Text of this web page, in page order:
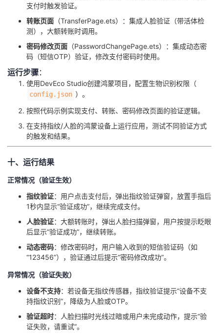
支付时触发验证。
​转账页面​ ​（TransferPage.ets）：集成人脸验证（带活体检
测），大额转账时调用。
​密码修改页面​ ​（PasswordChangePage.ets）：集成动态密
码（短信OTP）验证，修改支付密码时使用。
​运行步骤​​：
使用DevEco Studio创建鸿蒙项目，配置生物识别权限（
config.json ）。
按照代码示例实现支付、转账、密码修改页面的验证逻辑。
在支持指纹/人脸的鸿蒙设备上运行应用，测试不同验证方式
的触发和结果。
十、运行结果
正常情况（验证生效）
​指纹验证​​：用户点击支付后，弹出指纹验证弹窗，放置手指后
1秒内显示“验证成功”，继续完成支付。
​人脸验证​​：大额转账时，弹出人脸扫描弹窗，用户按提示眨眼
后显示“验证成功”，继续转账。
​动态密码​​：修改密码时，用户输入收到的短信验证码（如
“123456”），验证通过后提示“密码修改成功”。
异常情况（验证失败）
​设备不支持​​：若设备无指纹传感器，指纹验证提示“设备不支
持指纹识别”，降级为人脸或OTP。
​验证超时​​：人脸扫描时光线过暗或用户未完成动作，提示“验
证失败，请重试”。